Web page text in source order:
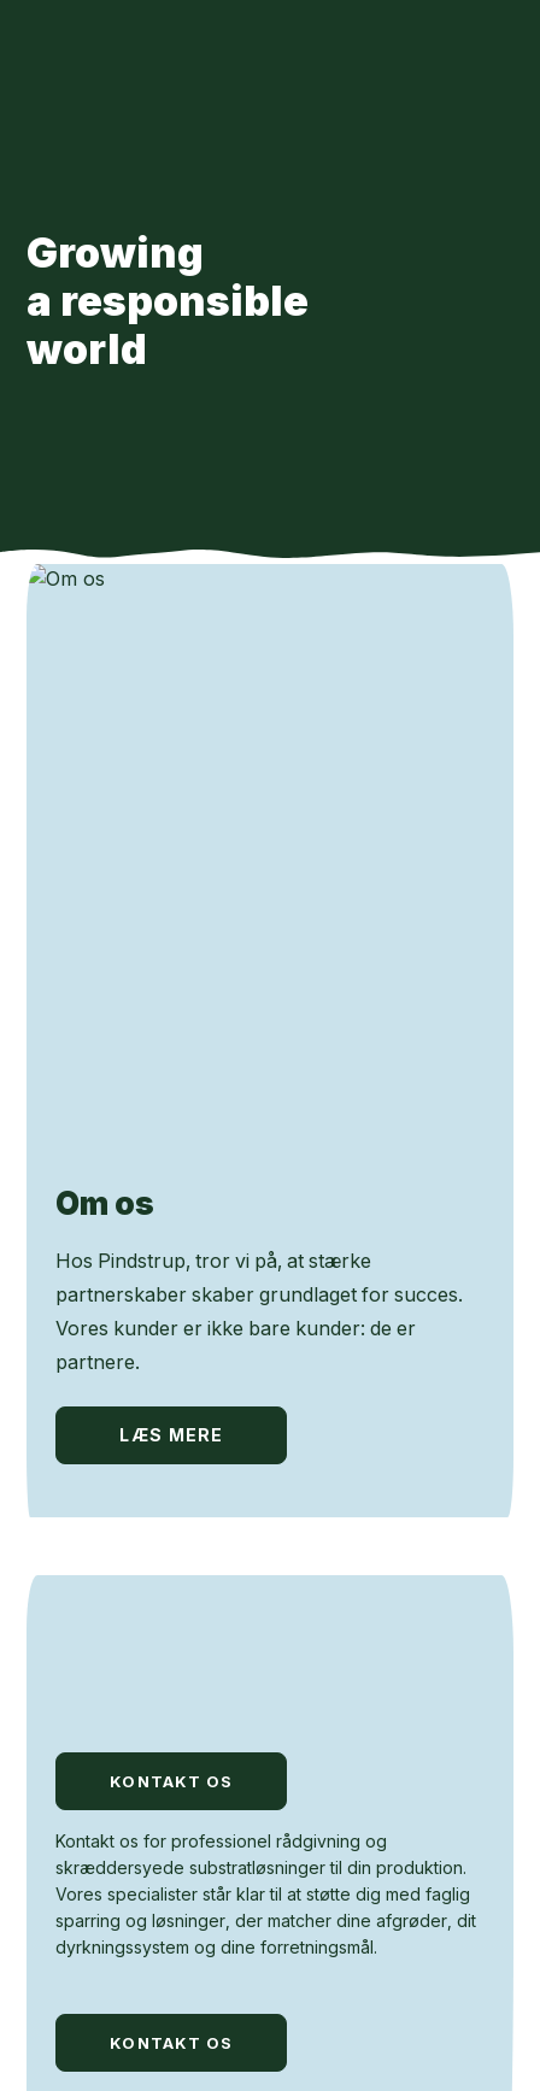
Growing
a responsible
world
Om os
Hos Pindstrup, tror vi på, at stærke
partnerskaber skaber grundlaget for succes.
Vores kunder er ikke bare kunder: de er
partnere.
LÆS MERE
KONTAKT OS
Kontakt os for professionel rådgivning og
skræddersyede substratløsninger til din produktion.
Vores specialister står klar til at støtte dig med faglig
sparring og løsninger, der matcher dine afgrøder, dit
dyrkningssystem og dine forretningsmål.
KONTAKT OS